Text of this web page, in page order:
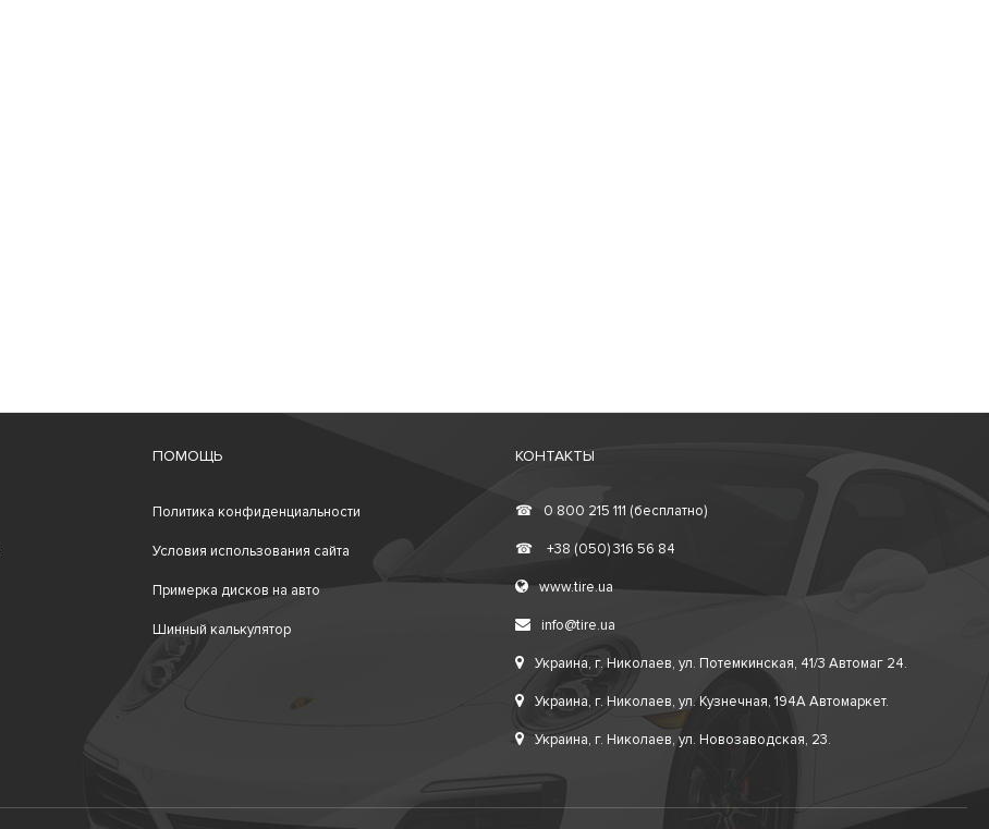
ПОМОЩЬ
Политика конфиденциальности
Условия использования сайта
Примерка дисков на авто
Шинный калькулятор
КОНТАКТЫ
☎ 0 800 215 111 (бесплатно)
☎ +38 (050) 316 56 84
www.tire.ua
info@tire.ua
Украина, г. Николаев, ул. Потемкинская, 41/3 Автомаг 24.
Украина, г. Николаев, ул. Кузнечная, 194А Автомаркет.
Украина, г. Николаев, ул. Новозаводская, 23.